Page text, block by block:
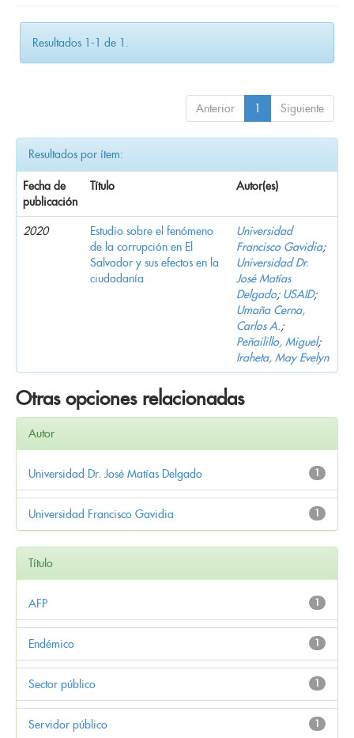
Resultados 1-1 de 1.
Anterior 1 Siguiente
Resultados por ítem:
Fecha de
publicación
Título Autor(es)
2020
Estudio sobre el fenómeno
de la corrupción en El
Salvador y sus efectos en la
ciudadanía
Universidad
Francisco Gavidia;
Universidad Dr.
José Matías
Delgado; USAID;
Umaña Cerna,
Carlos A.;
Peñailillo, Miguel;
Iraheta, May Evelyn
Otras opciones relacionadas
Autor
1
Universidad Dr. José Matías Delgado
1
Universidad Francisco Gavidia
Título
1
AFP
1
Endémico
1
Sector público
1
Servidor público